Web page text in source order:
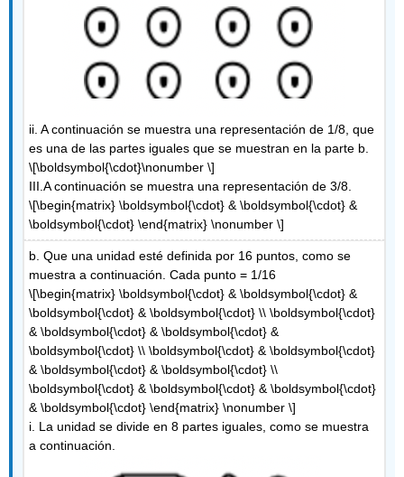
ii. A continuación se muestra una representación de 1/8, que
es una de las partes iguales que se muestran en la parte b.
\[\boldsymbol{\cdot}\nonumber \]
III.A continuación se muestra una representación de 3/8.
\[\begin{matrix} \boldsymbol{\cdot} & \boldsymbol{\cdot} &
\boldsymbol{\cdot} \end{matrix} \nonumber \]
b. Que una unidad esté definida por 16 puntos, como se
muestra a continuación. Cada punto = 1/16
\[\begin{matrix} \boldsymbol{\cdot} & \boldsymbol{\cdot} &
\boldsymbol{\cdot} & \boldsymbol{\cdot} \\ \boldsymbol{\cdot}
& \boldsymbol{\cdot} & \boldsymbol{\cdot} &
\boldsymbol{\cdot} \\ \boldsymbol{\cdot} & \boldsymbol{\cdot}
& \boldsymbol{\cdot} & \boldsymbol{\cdot} \\
\boldsymbol{\cdot} & \boldsymbol{\cdot} & \boldsymbol{\cdot}
& \boldsymbol{\cdot} \end{matrix} \nonumber \]
i. La unidad se divide en 8 partes iguales, como se muestra
a continuación.